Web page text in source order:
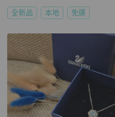
全新品 本地 免運